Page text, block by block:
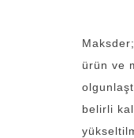
ürün ve
belirli